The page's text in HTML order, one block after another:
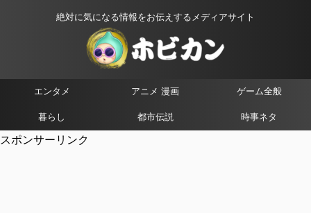
絶対に気になる情報をお伝えするメディアサイト
エンタメ アニメ 漫画 ゲーム全般
暮らし 都市伝説 時事ネタ
スポンサーリンク